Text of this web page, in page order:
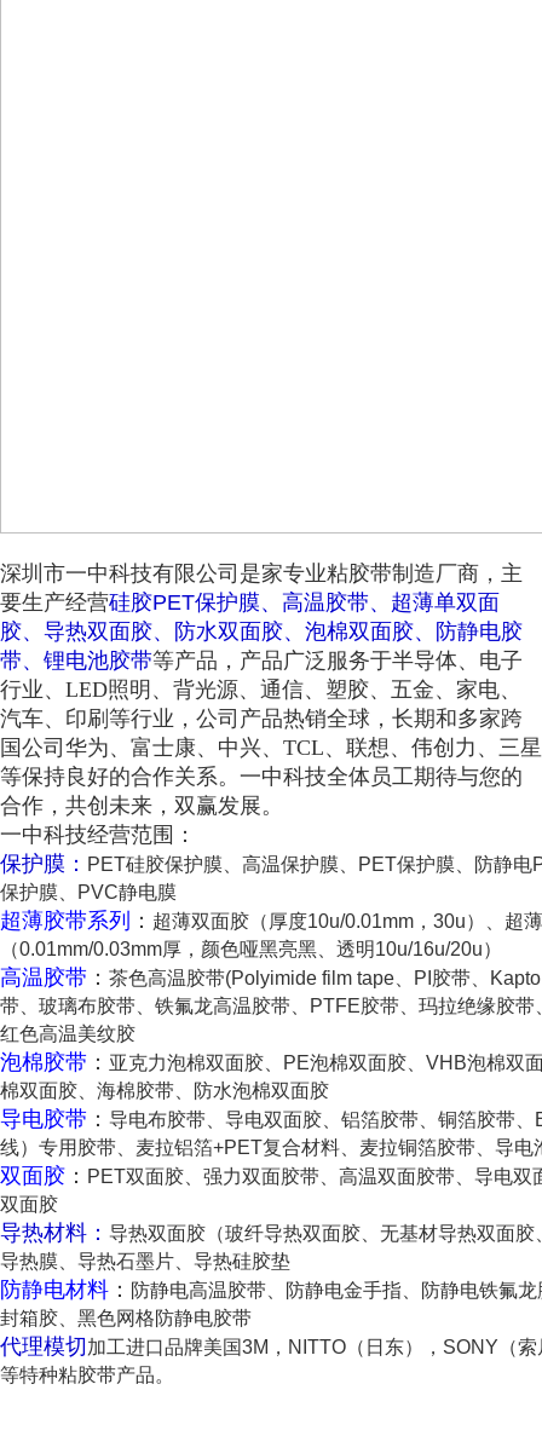
深圳市一中科技有限公司是家专业粘胶带制造厂商，主
要生产经营硅胶PET保护膜、高温胶带、超薄单双面
胶、导热双面胶、防水双面胶、泡棉双面胶、防静电胶
带、锂电池胶带等产品，产品广泛服务于半导体、电子
行业、LED照明、背光源、通信、塑胶、五金、家电、
汽车、印刷等行业，公司产品热销全球，长期和多家跨
国公司华为、富士康、中兴、TCL、联想、伟创力、三星
等保持良好的合作关系。一中科技全体员工期待与您的
合作，共创未来，双赢发展。
一中科技经营范围：
保护膜： PET硅胶保护膜、高温保护膜、PET保护膜、防静
保护膜、PVC静电膜
超薄胶带系列 ： 超薄双面胶（厚度10u/0.01mm，30u）、超
（0.01mm/0.03mm厚，颜色哑黑亮黑、透明10u/16u/20u）
高温胶带 ： 茶色高温胶带(Polyimide film tape、PI胶带、
带、玻璃布胶带、铁氟龙高温胶带、PTFE胶带、玛拉绝缘胶
红色高温美纹胶
泡棉胶带 ： 亚克力泡棉双面胶、PE泡棉双面胶、VHB泡棉双
棉双面胶、海棉胶带、防水泡棉双面胶
导电胶带 ： 导电布胶带、导电双面胶、铝箔胶带、铜箔胶带
线）专用胶带、麦拉铝箔+PET复合材料、麦拉铜箔胶带、导电
双面胶 ： PET双面胶、强力双面胶带、高温双面胶带、导电
双面胶
导热材料： 导热双面胶（玻纤导热双面胶、无基材导热双面
导热膜、导热石墨片、导热硅胶垫
防静电材料 ： 防静电高温胶带、防静电金手指、防静电铁氟
封箱胶、黑色网格防静电胶带
代理模切 加工进口品牌美国3M，NITTO（日东），SONY（
等特种粘胶带产品。